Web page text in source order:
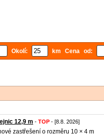
Okolí: km Cena od:
12,9 m - TOP - [8.8. 2026]
zastřešení o rozměru 10 × 4 m